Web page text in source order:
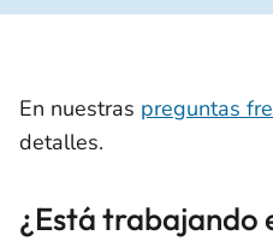
En nuestras preguntas
detalles.
¿Está trabajando